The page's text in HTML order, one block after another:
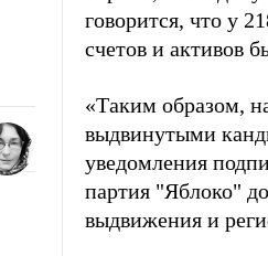
по
говорится, что у
счетов и активов
«Таким образом,
выдвинутыми
уведомления
партия "Яблоко"
выдвижения и